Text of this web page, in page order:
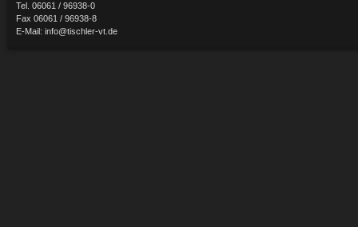
Tel. 06061 / 96938-0
Fax 06061 / 96938-8
E-Mail: info@tischler-vt.de